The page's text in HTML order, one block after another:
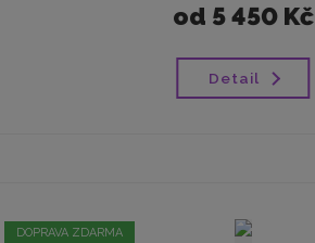
od 5 450 Kč
Detail
DOPRAVA ZDARMA